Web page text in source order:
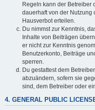
Regeln kann der Betreiber
dauerhaft von der Nutzung
Hausverbot erteilen.
Du nimmst zur Kenntnis,
Inhalte von Beiträgen
er nicht zur Kenntnis
Benutzerkonto, Beiträge
sperren.
Du gestattest dem
abzuändern, sofern sie
sind, dem Betreiber oder
4. GENERAL PUBLIC